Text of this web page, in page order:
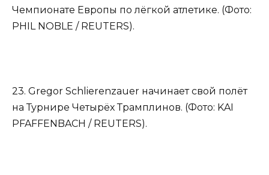
Чемпионате Европы по лёгкой атлетике. (Фото:
PHIL NOBLE / REUTERS).
23. Gregor Schlierenzauer начинает свой полёт
на Турнире Четырёх Трамплинов. (Фото: KAI
PFAFFENBACH / REUTERS).